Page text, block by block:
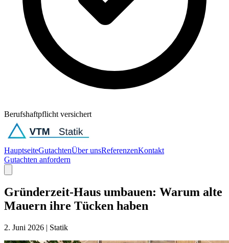
Berufshaftpflicht versichert
HauptseiteGutachtenÜber unsReferenzenKontakt
Gutachten anfordern
Gründerzeit-Haus umbauen: Warum alte
Mauern ihre Tücken haben
2. Juni 2026 | Statik